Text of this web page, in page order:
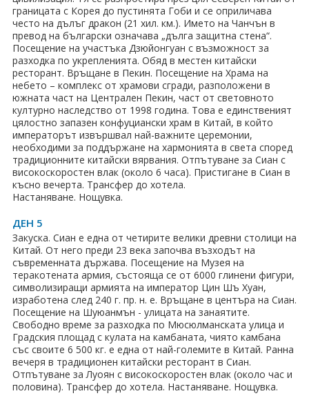
границата с Корея до пустинята Гоби и се оприличава
често на дълъг дракон (21 хил. км.). Името на Чанчън в
превод на български означава „дълга защитна стена“.
Посещение на участъка Дзюйонгуан с възможност за
разходка по укрепленията. Обяд в местен китайски
ресторант. Връщане в Пекин. Посещение на Храма на
небето – комплекс от храмови сгради, разположени в
южната част на Централен Пекин, част от световното
културно наследство от 1998 година. Това е единственият
цялостно запазен конфуциански храм в Китай, в който
императорът извършвал най-важните церемонии,
необходими за поддържане на хармонията в света според
традиционните китайски вярвания. Отпътуване за Сиан с
високоскоростен влак (около 6 часа). Пристигане в Сиан в
късно вечерта. Трансфер до хотела.
Настаняване. Нощувка.
ДЕН 5
Закуска. Сиан е една от четирите велики древни столици на
Китай. От него преди 23 века започва възходът на
съвременната държава. Посещение на Музея на
теракотената армия, състояща се от 6000 глинени фигури,
символизиращи армията на император Цин Шъ Хуан,
изработена след 240 г. пр. н. е. Връщане в центъра на Сиан.
Посещение на Шуюанмън - улицата на занаятите.
Свободно време за разходка по Мюсюлманската улица и
Градския площад с кулата на камбаната, чиято камбана
със своите 6 500 кг. е една от най-големите в Китай. Ранна
вечеря в традиционен китайски ресторант в Сиан.
Отпътуване за Луоян с високоскоростен влак (около час и
половина). Трансфер до хотела. Настаняване. Нощувка.